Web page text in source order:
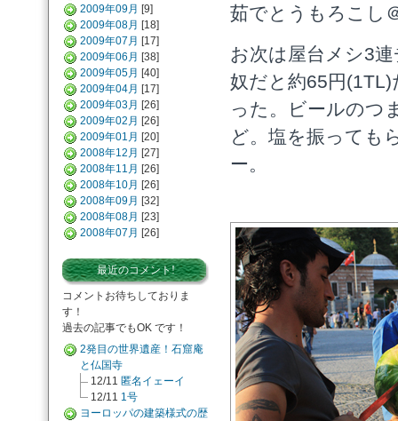
2009年09月 [9]
2009年08月 [18]
2009年07月 [17]
2009年06月 [38]
2009年05月 [40]
2009年04月 [17]
2009年03月 [26]
2009年02月 [26]
2009年01月 [20]
2008年12月 [27]
2008年11月 [26]
2008年10月 [26]
2008年09月 [32]
2008年08月 [23]
2008年07月 [26]
最近のコメント!
コメントお待ちしておりま
す！
過去の記事でもOK です！
2発目の世界遺産！石窟庵
と仏国寺
12/11 匿名イェーイ
12/11 1号
ヨーロッパの建築様式の歴
茹でとうもろこし
お次は屋台メシ3
奴だと約65円
った。ビールのつ
ど。塩を振っても
ー。